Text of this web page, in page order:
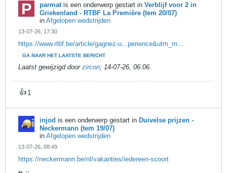
parmatis een onderwerp gestart in Verblijf voor 2 in
Griekenland - RTBF La Première (tem 20/07)
in Afgelopen wedstrijden
13-07-26, 17:30
https://www.rtbf.be/article/gagnez-u...perience&utm_m...
GA NAAR HET LAATSTE BERICHT
Laatst gewijzigd door zircon; 14-07-26, 06:06.
👍 1
injod is een onderwerp gestart in Duivelse prijzen -
Neckermann (tem 19/07)
in Afgelopen wedstrijden
13-07-26, 08:49
https://neckermann.be/nl/vakanties/iedereen-scoort